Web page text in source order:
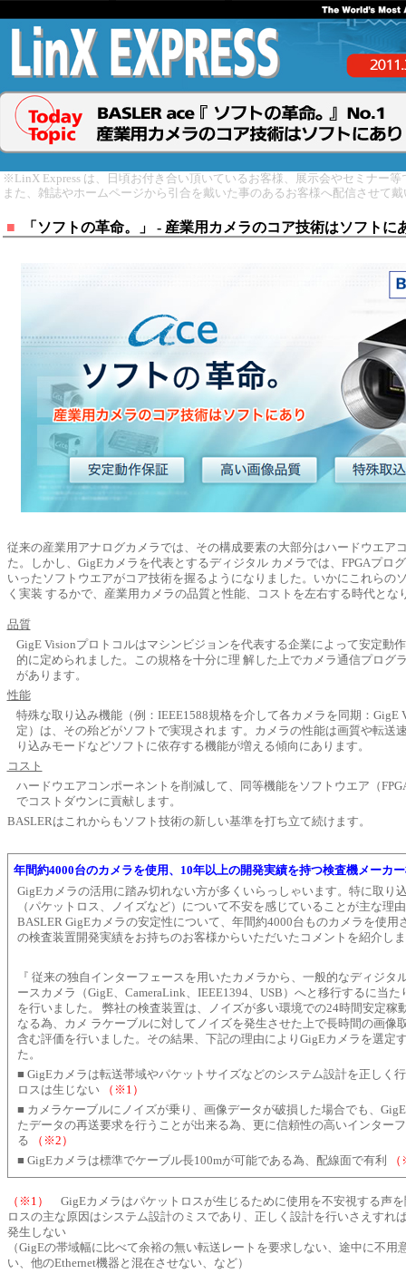
※LinX Express は、日頃お付き合い頂いているお客様、展示会やセミナー等
また、雑誌やホームページから引合を戴いた事のあるお客様へ配信させて
■ 「ソフトの革命。」 - 産業用カメラのコア技術はソフトに
従来の産業用アナログカメラでは、その構成要素の大部分はハードウエア
た。しかし、GigEカメラを代表とするディジタル カメラでは、FPGAプロ
いったソフトウエアがコア技術を握るようになりました。いかにこれらの
く実装 するかで、産業用カメラの品質と性能、コストを左右する時代とな
品質
GigE Visionプロトコルはマシンビジョンを代表する企業によって安定動
的に定められました。この規格を十分に理 解した上でカメラ通信プログ
があります。
性能
特殊な取り込み機能（例：IEEE1588規格を介して各カメラを同期：GigE
定）は、その殆どがソフトで実現されま す。カメラの性能は画質や転送
り込みモードなどソフトに依存する機能が増える傾向にあります。
コスト
ハードウエアコンポーネントを削減して、同等機能をソフトウエア（
でコストダウンに貢献します。
BASLERはこれからもソフト技術の新しい基準を打ち立て続けます。
年間約4000台のカメラを使用、10年以上の開発実績を持つ検査機メーカ
GigEカメラの活用に踏み切れない方が多くいらっしゃいます。特に取り
（パケットロス、ノイズなど）について不安を感じていることが主な理
BASLER GigEカメラの安定性について、年間約4000台ものカメラを使用
の検査装置開発実績をお持ちのお客様からいただいたコメントを紹介し
『 従来の独自インターフェースを用いたカメラから、一般的なディジタ
ースカメラ（GigE、CameraLink、IEEE1394、USB）へと移行するに当た
を行いました。 弊社の検査装置は、ノイズが多い環境での24時間安定稼
なる為、カメ ラケーブルに対してノイズを発生させた上で長時間の画像
含む評価を行いました。その結果、下記の理由によりGigEカメラを選定
た。
■ GigEカメラは転送帯域やパケットサイズなどのシステム設計を正しく
ロスは生じない
（※1）
■ カメラケーブルにノイズが乗り、画像データが破損した場合でも、
たデータの再送要求を行うことが出来る為、更に信頼性の高いインター
る
（※2）
■ GigEカメラは標準でケーブル長100mが可能である為、配線面で有利
（※1）
GigEカメラはパケットロスが生じるために使用を不安視する声
ロスの主な原因はシステム設計のミスであり、正しく設計を行いさえすれ
発生しない
（GigEの帯域幅に比べて余裕の無い転送レートを要求しない、途中に不用
い、他のEthernet機器と混在させない、など）